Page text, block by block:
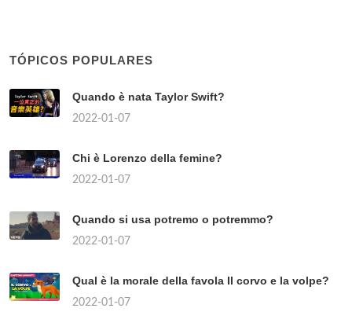
TÓPICOS POPULARES
Quando è nata Taylor Swift?
2022-01-07
Chi è Lorenzo della femine?
2022-01-07
Quando si usa potremo o potremmo?
2022-01-07
Qual è la morale della favola Il corvo e la volpe?
2022-01-07